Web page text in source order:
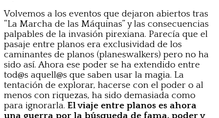
Volvemos a los eventos que dejaron abiertos tras
“La Marcha de las Máquinas” y las consecuencias
palpables de la invasión pirexiana. Parecía que el
pasaje entre planos era exclusividad de los
caminantes de planos (planeswalkers) pero no ha
sido así. Ahora ese poder se ha extendido entre
tod@s aquell@s que saben usar la magia. La
tentación de explorar, hacerse con el poder o al
menos con riquezas, ha sido demasiada como
para ignorarla. El viaje entre planos es ahora
una guerra por la búsqueda de fama, poder y